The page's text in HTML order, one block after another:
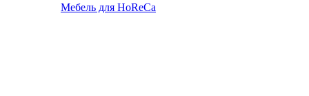
Мебель для HoReCa